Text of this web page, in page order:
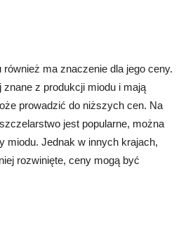
ma znaczenie dla jego ceny.
z produkcji miodu i mają
prowadzić do niższych cen. Na
jest popularne, można
miodu. Jednak w innych krajach,
rozwinięte, ceny mogą być